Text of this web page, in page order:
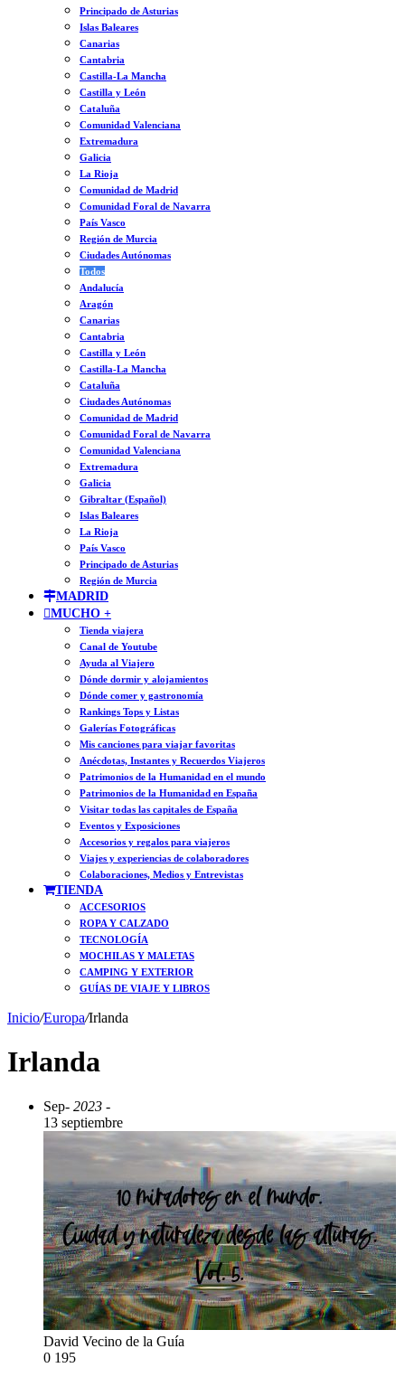
Principado de Asturias
Islas Baleares
Canarias
Cantabria
Castilla-La Mancha
Castilla y León
Cataluña
Comunidad Valenciana
Extremadura
Galicia
La Rioja
Comunidad de Madrid
Comunidad Foral de Navarra
País Vasco
Región de Murcia
Ciudades Autónomas
Todos
Andalucía
Aragón
Canarias
Cantabria
Castilla y León
Castilla-La Mancha
Cataluña
Ciudades Autónomas
Comunidad de Madrid
Comunidad Foral de Navarra
Comunidad Valenciana
Extremadura
Galicia
Gibraltar (Español)
Islas Baleares
La Rioja
País Vasco
Principado de Asturias
Región de Murcia
MADRID
MUCHO +
Tienda viajera
Canal de Youtube
Ayuda al Viajero
Dónde dormir y alojamientos
Dónde comer y gastronomía
Rankings Tops y Listas
Galerías Fotográficas
Mis canciones para viajar favoritas
Anécdotas, Instantes y Recuerdos Viajeros
Patrimonios de la Humanidad en el mundo
Patrimonios de la Humanidad en España
Visitar todas las capitales de España
Eventos y Exposiciones
Accesorios y regalos para viajeros
Viajes y experiencias de colaboradores
Colaboraciones, Medios y Entrevistas
TIENDA
ACCESORIOS
ROPA Y CALZADO
TECNOLOGÍA
MOCHILAS Y MALETAS
CAMPING Y EXTERIOR
GUÍAS DE VIAJE Y LIBROS
Inicio/Europa/Irlanda
Irlanda
Sep- 2023 -
13 septiembre
David Vecino de la Guía
0 195